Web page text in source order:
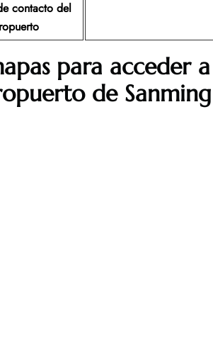
contacto del
para acceder
de Sanming